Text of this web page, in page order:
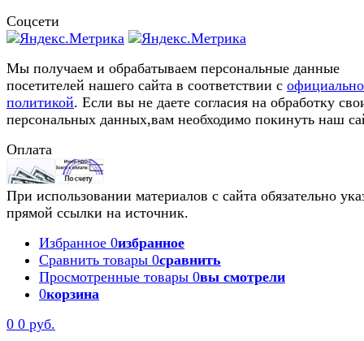
Соцсети
Мы получаем и обрабатываем персональные данные
посетителей нашего сайта в соответствии с
политикой. Если вы не даете согласия на обработку
персональных данных,вам необходимо покинуть наш
Оплата
При использовании материалов с сайта обязательно
прямой ссылки на источник.
Избранное 0избранное
Сравнить товары 0сравнить
Просмотренные товары 0вы смотрели
0корзина
0 0 руб.